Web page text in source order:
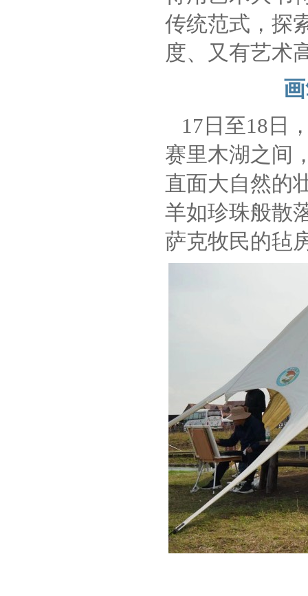
传统范式，探
度、又有艺术
17日至18日
赛里木湖之间
直面大自然的
羊如珍珠般散
萨克牧民的毡